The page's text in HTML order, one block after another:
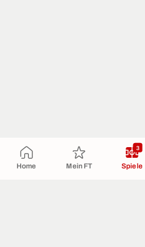
Home Mein FT Spiele
3